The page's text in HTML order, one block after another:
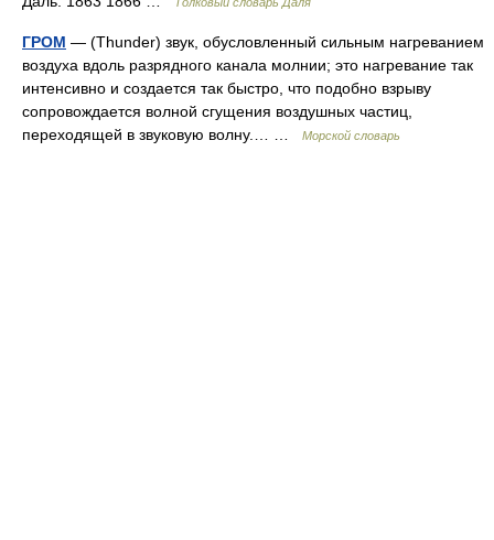
ГРОМ — (Thunder) звук, обусловленный сильным нагреванием
воздуха вдоль разрядного канала молнии; это нагревание так
интенсивно и создается так быстро, что подобно взрыву
сопровождается волной сгущения воздушных частиц,
переходящей в звуковую волну.… …
Морской словарь